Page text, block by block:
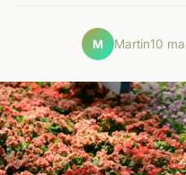
M Martin10